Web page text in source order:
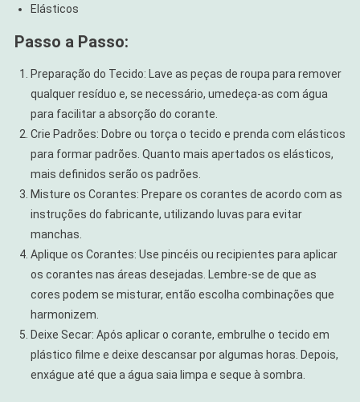
Elásticos
Passo a Passo:
Preparação do Tecido: Lave as peças de roupa para remover
qualquer resíduo e, se necessário, umedeça-as com água
para facilitar a absorção do corante.
Crie Padrões: Dobre ou torça o tecido e prenda com elásticos
para formar padrões. Quanto mais apertados os elásticos,
mais definidos serão os padrões.
Misture os Corantes: Prepare os corantes de acordo com as
instruções do fabricante, utilizando luvas para evitar
manchas.
Aplique os Corantes: Use pincéis ou recipientes para aplicar
os corantes nas áreas desejadas. Lembre-se de que as
cores podem se misturar, então escolha combinações que
harmonizem.
Deixe Secar: Após aplicar o corante, embrulhe o tecido em
plástico filme e deixe descansar por algumas horas. Depois,
enxágue até que a água saia limpa e seque à sombra.